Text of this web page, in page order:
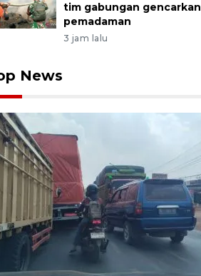
tim gabungan gencarkan
pemadaman
3 jam lalu
News